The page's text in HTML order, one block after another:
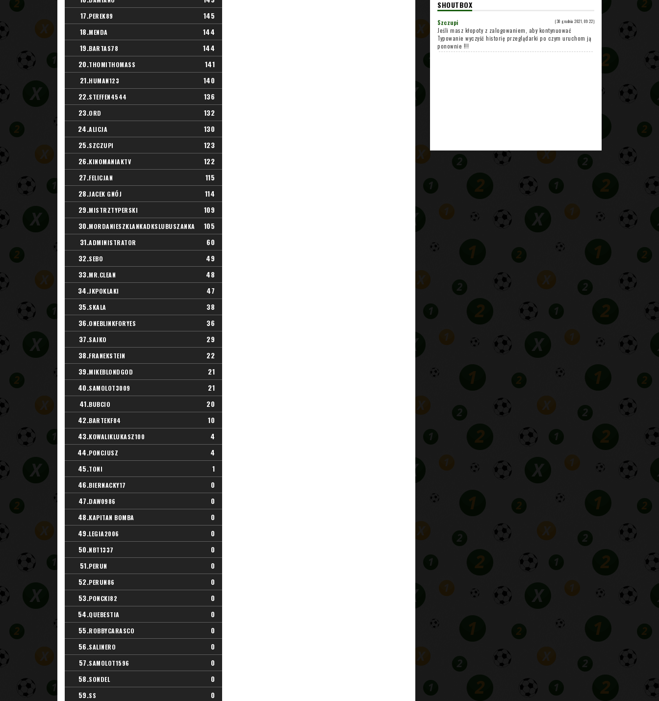
17.PEREK89
145
18.MENDA
144
19.BARTAS78
144
20.THOMITHOMASS
141
21.HUMAN123
140
22.STEFFEN4544
136
23.ORD
132
24.ALICJA
130
25.SZCZUPI
123
26.KINOMANIAKTV
122
27.FELICJAN
115
28.JACEK GNÓJ
114
29.MISTRZTYPERSKI
109
30.MORDANIESZKLANKADKSLUBUSZANKA
105
31.ADMINISTRATOR
60
32.SEBO
49
33.MR.CLEAN
48
34.JKPOKLAKI
47
35.SKALA
38
36.ONEBLINKFORYES
36
37.SAJKO
29
38.FRANEKSTEIN
22
39.MIKEBLONDGOD
21
40.SAMOLOT3009
21
41.BUBCIO
20
42.BARTEKF84
10
43.KOWALIKLUKASZ100
4
44.PONCJUSZ
4
45.TONI
1
46.BIERNACKY17
0
47.DAW0986
0
48.KAPITAN BOMBA
0
49.LEGIA2006
0
50.NBT1337
0
51.PERUN
0
52.PERUN86
0
53.PONCKI82
0
54.QUEBESTIA
0
55.ROBBYCARASCO
0
56.SALINERO
0
57.SAMOLOT1596
0
58.SONDEL
0
59.SS 0
SHOUTBOX
Szczupi (30 grudnia 2021, 09:22)
Jeśli masz kłopoty z zalogowaniem, aby kontynuować
Typowanie wyczyść historię przeglądarki po czym uruchom ją
ponownie !!!